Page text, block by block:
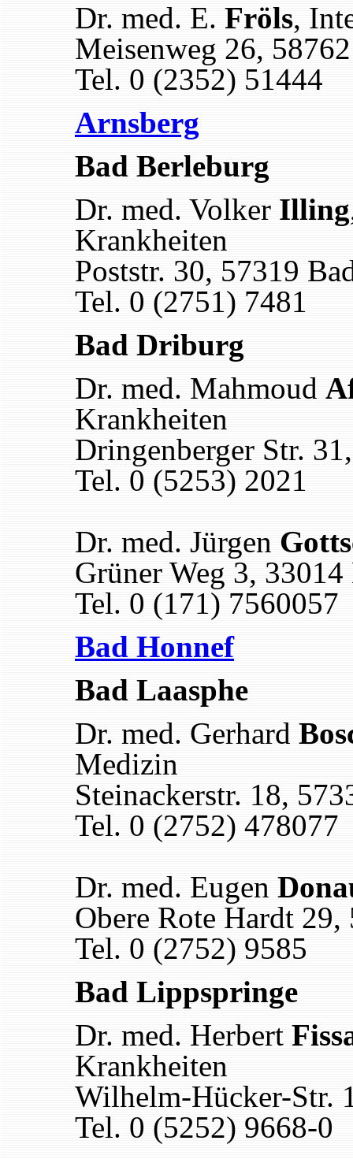
Dr. med. E. Fröls,
Meisenweg 26,
Tel. 0 (2352) 51444
Arnsberg
Bad Berleburg
Dr. med. Volker Illing
Krankheiten
Poststr. 30, 57319
Tel. 0 (2751) 7481
Bad Driburg
Dr. med. Mahmoud
Krankheiten
Dringenberger Str.
Tel. 0 (5253) 2021
Dr. med. Jürgen
Grüner Weg 3,
Tel. 0 (171) 7560057
Bad Honnef
Bad Laasphe
Dr. med. Gerhard
Medizin
Steinackerstr. 18,
Tel. 0 (2752) 478077
Dr. med. Eugen
Obere Rote Hardt 29,
Tel. 0 (2752) 9585
Bad Lippspringe
Dr. med. Herbert
Krankheiten
Wilhelm-Hücker-Str.
Tel. 0 (5252) 9668-0